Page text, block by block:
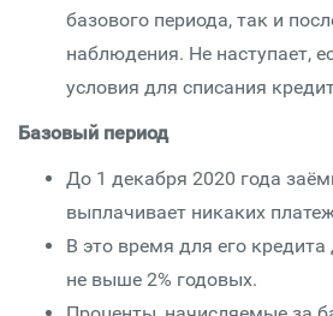
базового периода, так и
наблюдения. Не наступает,
условия для списания
Базовый период
До 1 декабря 2020 года
выплачивает никаких
В это время для его кредита
не выше 2% годовых.